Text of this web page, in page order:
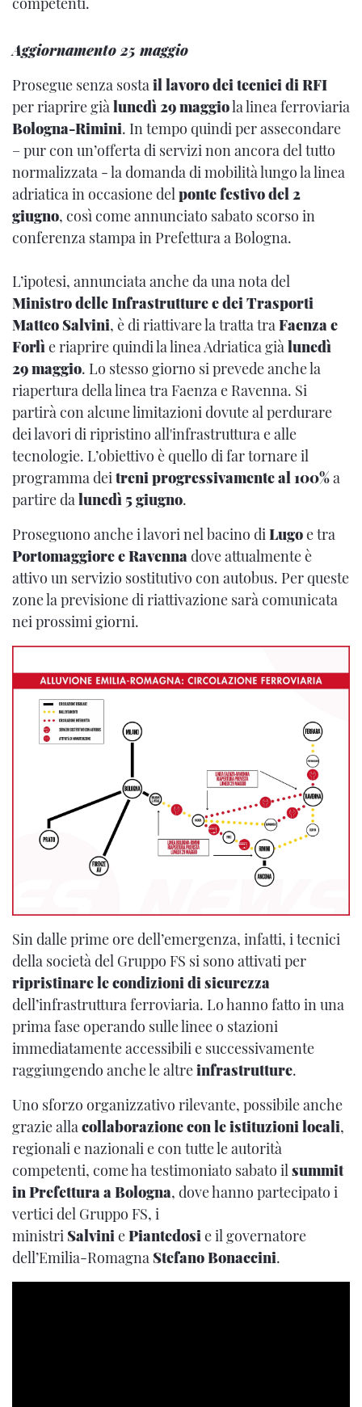
Aggiornamento 25 maggio
Prosegue senza sostaillavoro dei tecnici di RFI
per riaprire giàlunedì 29 maggiola linea ferroviaria
Bologna-Rimini. In tempo quindi per assecondare
– pur con un’offerta di servizi non ancora del tutto
normalizzata - la domanda di mobilità lungo la linea
adriatica in occasione delponte festivo del 2
giugno, così come annunciato sabato scorso in
conferenza stampa in Prefettura a Bologna.
L’ipotesi, annunciata anche da una nota del
Ministro delle Infrastrutture e dei Trasporti
Matteo Salvini, è di riattivare la tratta traFaenza e
Forlìe riaprire quindi la linea Adriatica giàlunedì
29 maggio. Lo stesso giorno si prevede anche la
riapertura della linea tra Faenza e Ravenna. Si
partirà con alcune limitazioni dovute al perdurare
dei lavori di ripristino all'infrastruttura e alle
tecnologie. L’obiettivo è quello di far tornare il
programma deitreni progressivamente al 100%a
partire dalunedì 5 giugno.
Proseguono anche i lavori nel bacino diLugoe tra
Portomaggiore e Ravennadove attualmente è
attivo un servizio sostitutivo con autobus. Per queste
zone la previsione di riattivazione sarà comunicata
nei prossimi giorni.
Sin dalle prime ore dell’emergenza, infatti, i tecnici
della società del Gruppo FS si sono attivati per
ripristinare le condizioni di sicurezza
dell’infrastruttura ferroviaria. Lo hanno fatto in una
prima fase operando sulle linee o stazioni
immediatamente accessibili e successivamente
raggiungendo anche le altreinfrastrutture.
Uno sforzo organizzativo rilevante, possibile anche
grazie allacollaborazione con le istituzioni locali,
regionali e nazionali e con tutte le autorità
competenti, come ha testimoniato sabato ilsummit
in Prefettura a Bologna, dove hanno partecipato i
vertici del Gruppo FS, i
ministri SalviniePiantedosie il governatore
dell’Emilia-Romagna Stefano Bonaccini.